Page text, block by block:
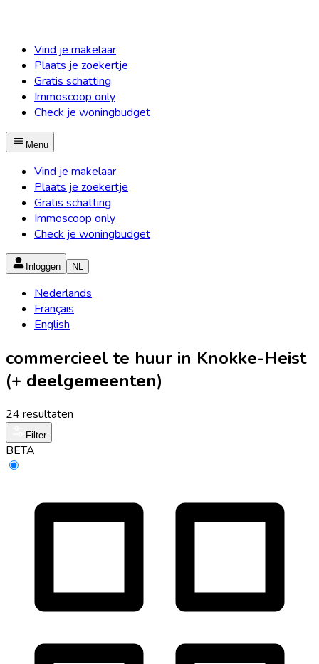
Vind je makelaar
Plaats je zoekertje
Gratis schatting
Immoscoop only
Check je woningbudget
Menu
Vind je makelaar
Plaats je zoekertje
Gratis schatting
Immoscoop only
Check je woningbudget
Inloggen NL
Nederlands
Français
English
commercieel te huur in Knokke-Heist
(+ deelgemeenten)
24 resultaten
Filter
BETA